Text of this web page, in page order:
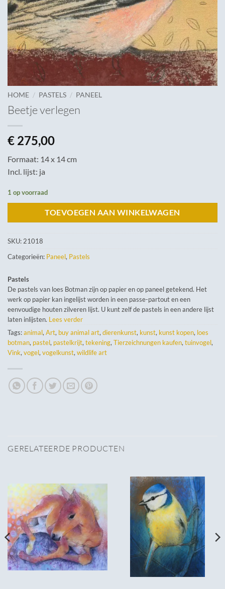
HOME / PASTELS / PANEEL
Beetje verlegen
€ 275,00
Formaat: 14 x 14 cm
Incl. lijst: ja
1 op voorraad
TOEVOEGEN AAN WINKELWAGEN
SKU: 21018
Categorieën: Paneel, Pastels
Pastels
De pastels van loes Botman zijn op papier en op paneel getekend. Het
werk op papier kan ingelijst worden in een passe-partout en een
eenvoudige houten zilveren lijst. U kunt zelf de pastels in een andere lijst
laten inlijsten. Lees verder
Tags:animal, Art, buy animal art, dierenkunst, kunst, kunst kopen, loes
botman, pastel, pastelkrijt, tekening, Tierzeichnungen kaufen, tuinvogel,
Vink, vogel, vogelkunst, wildlife art
GERELATEERDE PRODUCTEN